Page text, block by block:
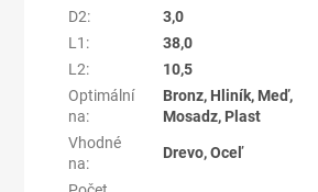
D2:
3,0
L1 :
38,0
L2:
10,5
Optimální
na:
Bronz, Hliník, Meď,
Mosadz, Plast
Vhodné
na:
Drevo, Oceľ